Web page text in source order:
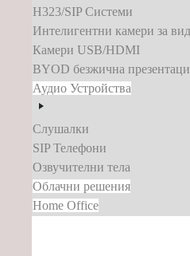
H323/SIP Системи
Интелигентни камери за
Камери USB/HDMI
BYOD безжична
Аудио Устройства
Слушалки
SIP Телефони
Озвучителни тела
Облачни решения
Home Office